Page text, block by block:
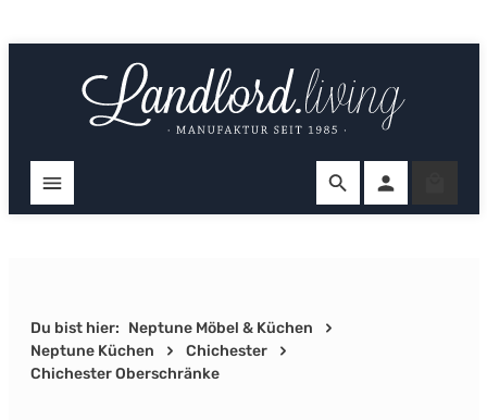
Du bist hier: Neptune Möbel & Küchen
Neptune Küchen
Chichester
Chichester Oberschränke